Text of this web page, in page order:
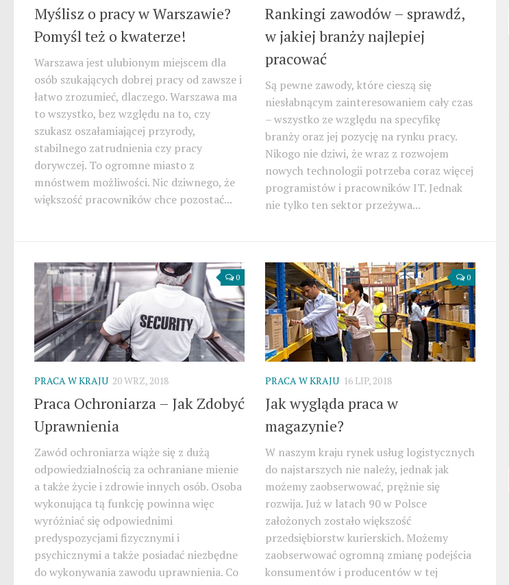
Myślisz o pracy w Warszawie?
Pomyśl też o kwaterze!
Warszawa jest ulubionym miejscem dla
osób szukających dobrej pracy od zawsze i
łatwo zrozumieć, dlaczego. Warszawa ma
to wszystko, bez względu na to, czy
szukasz oszałamiającej przyrody,
stabilnego zatrudnienia czy pracy
dorywczej. To ogromne miasto z
mnóstwem możliwości. Nic dziwnego, że
większość pracowników chce pozostać...
Rankingi zawodów – sprawdź,
w jakiej branży najlepiej
pracować
Są pewne zawody, które cieszą się
niesłabnącym zainteresowaniem cały czas
– wszystko ze względu na specyfikę
branży oraz jej pozycję na rynku pracy.
Nikogo nie dziwi, że wraz z rozwojem
nowych technologii potrzeba coraz więcej
programistów i pracowników IT. Jednak
nie tylko ten sektor przeżywa...
0
PRACA W KRAJU 20 WRZ, 2018
Praca Ochroniarza – Jak Zdobyć
Uprawnienia
Zawód ochroniarza wiąże się z dużą
odpowiedzialnością za ochraniane mienie
a także życie i zdrowie innych osób. Osoba
wykonująca tą funkcję powinna więc
wyróżniać się odpowiednimi
predyspozycjami fizycznymi i
psychicznymi a także posiadać niezbędne
do wykonywania zawodu uprawnienia. Co
0
PRACA W KRAJU 16 LIP, 2018
Jak wygląda praca w
magazynie?
W naszym kraju rynek usług logistycznych
do najstarszych nie należy, jednak jak
możemy zaobserwować, prężnie się
rozwija. Już w latach 90 w Polsce
założonych zostało większość
przedsiębiorstw kurierskich. Możemy
zaobserwować ogromną zmianę podejścia
konsumentów i producentów w tej